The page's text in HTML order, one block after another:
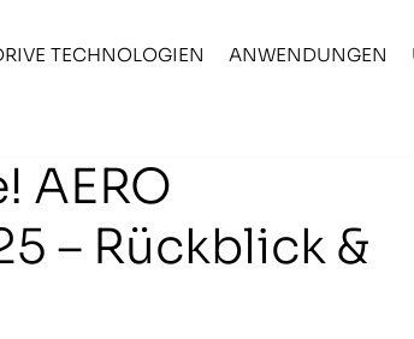
TECHNOLOGIEN ANWENDUNGEN
AERO
– Rückblick &